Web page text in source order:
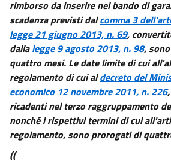
rimborso da inserire nel bando di
scadenza previsti dalcomma 3
legge 21 giugno 2013, n. 69,
dallalegge 9 agosto 2013, n. 98,
quattro mesi. Le date limite di cui
regolamento di cui aldecreto del
economico 12 novembre 2011, n. 226
ricadenti nel terzo raggruppamento
nonché i rispettivi termini di cui
regolamento, sono prorogati di
((